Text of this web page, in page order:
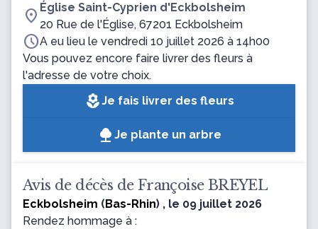
location_on Église Saint-Cyprien d'Eckbolsheim
20 Rue de l'Église, 67201 Eckbolsheim
scheduleA eu lieu le vendredi 10 juillet 2026 à 14h00
Vous pouvez encore faire livrer des fleurs à
l'adresse de votre choix.
local_floristJe fais livrer des fleurs
Je plante un arbre
Avis de décès de Françoise BREYEL
Eckbolsheim (Bas-Rhin) , le 09 juillet 2026
Rendez hommage à :